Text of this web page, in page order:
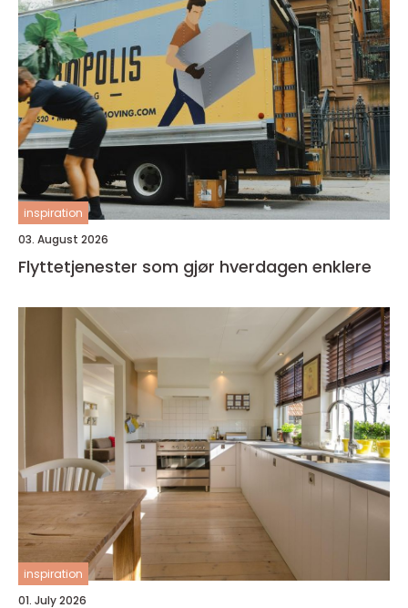
inspiration
03. August 2026
Flyttetjenester som gjør hverdagen enklere
inspiration
01. July 2026